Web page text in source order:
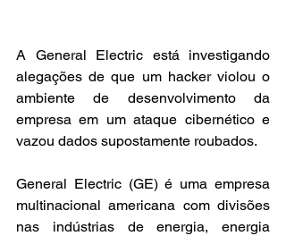
A General Electric está investigando
alegações de que um hacker violou o
ambiente de desenvolvimento da
empresa em um ataque cibernético e
vazou dados supostamente roubados.
General Electric (GE) é uma empresa
multinacional americana com divisões
nas indústrias de energia, energia